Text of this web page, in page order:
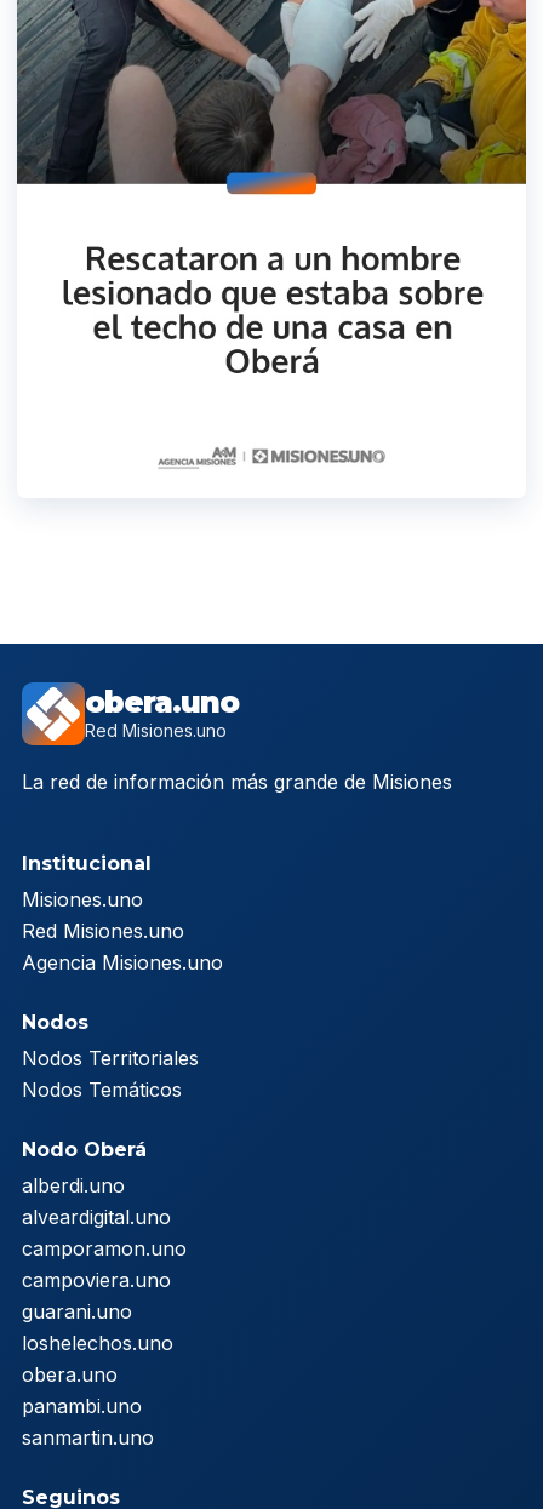
obera.uno
Red Misiones.uno
La red de información más grande de Misiones
Institucional
Misiones.uno
Red Misiones.uno
Agencia Misiones.uno
Nodos
Nodos Territoriales
Nodos Temáticos
Nodo Oberá
alberdi.uno
alveardigital.uno
camporamon.uno
campoviera.uno
guarani.uno
loshelechos.uno
obera.uno
panambi.uno
sanmartin.uno
Seguinos